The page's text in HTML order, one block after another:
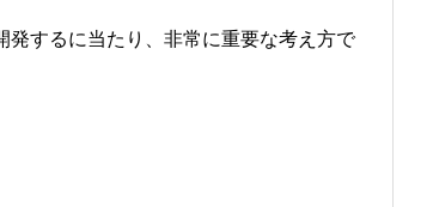
するに当たり、非常に重要な考え方で